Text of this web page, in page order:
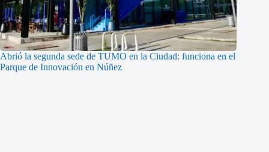
Abrió la segunda sede de TUMO en la Ciudad: funciona en el
Parque de Innovación en Núñez